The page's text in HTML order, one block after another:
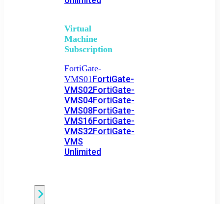
Virtual
Machine
Subscription
FortiGate-
VMS01FortiGate-
VMS02FortiGate-
VMS04FortiGate-
VMS08FortiGate-
VMS16FortiGate-
VMS32FortiGate-
VMS
Unlimited